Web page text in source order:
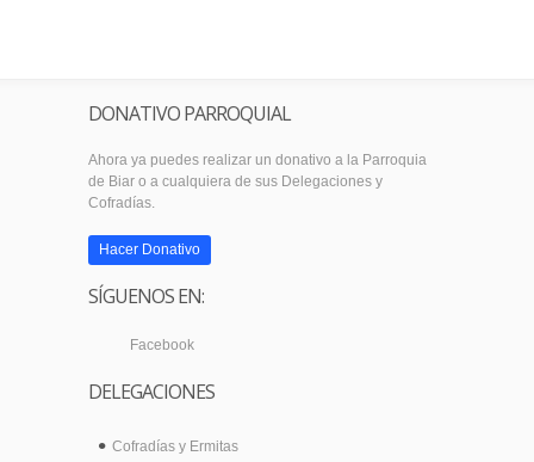
DONATIVO PARROQUIAL
Ahora ya puedes realizar un donativo a la Parroquia
de Biar o a cualquiera de sus Delegaciones y
Cofradías.
Hacer Donativo
SÍGUENOS EN:
Facebook
DELEGACIONES
Cofradías y Ermitas